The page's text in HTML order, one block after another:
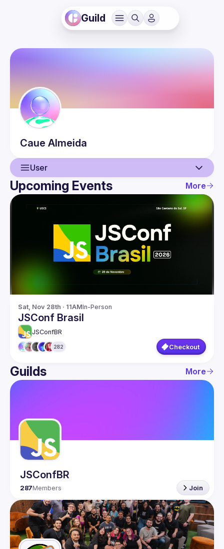
Guild
Caue Almeida
User
User
Events
Upcoming Events More
Sat, Nov 28th · 11AMIn-Person
JSConf Brasil
JSConfBR
282 Checkout
Guilds More
JSConfBR
287Members Join